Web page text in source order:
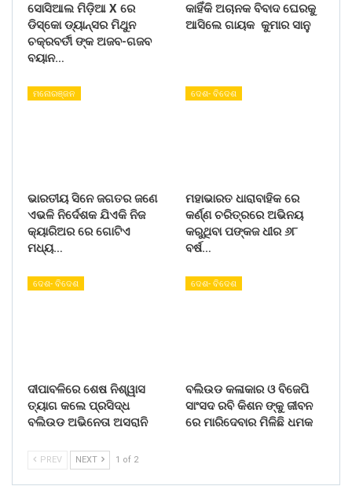
ସୋସିଆଲ ମିଡ଼ିଆ X ରେ
ଡିସ୍କୋ ଡ୍ୟାନ୍ସର ମିଥୁନ
ଚକ୍ରବର୍ତୀ ଙ୍କ ଅଜବ-ଗଜବ
ବୟାନ…
କାହିଁକି ଅଚାନକ ବିବାଦ ଘେରକୁ
ଆସିଲେ ଗାୟକ କୁମାର ସାନୁ
ମନୋରଞ୍ଜନ
ଭାରତୀୟ ସିନେ ଜଗତର ଜଣେ
ଏଭଳି ନିର୍ଦେଶକ ଯିଏକି ନିଜ
କ୍ୟାରିଅର ରେ ଗୋଟିଏ
ମଧ୍ୟ…
ଦେଶ- ବିଦେଶ
ମହାଭାରତ ଧାରାବାହିକ ରେ
କର୍ଣ୍ଣ ଚରିତ୍ରରେ ଅଭିନୟ
କରୁଥିବା ପଙ୍କଜ ଧୀର ୬୮
ବର୍ଷ…
ଦେଶ- ବିଦେଶ
ଦୀପାବଳିରେ ଶେଷ ନିଶ୍ୱାସ
ତ୍ୟାଗ କଲେ ପ୍ରସିଦ୍ଧ
ବଲିଉଡ ଅଭିନେତା ଅସରାନି
ଦେଶ- ବିଦେଶ
ବଲିଉଡ କଳାକାର ଓ ବିଜେପି
ସାଂସଦ ରବି କିଶନ ଙ୍କୁ ଜୀବନ
ରେ ମାରିଦେବାର ମିଳିଛି ଧମକ
PREV NEXT 1 of 2